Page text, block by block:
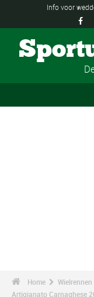
Info voor

Home Wielrennen
Artigianato Carnaghese